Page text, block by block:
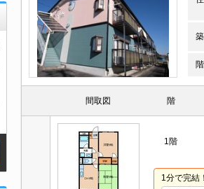
間取図 階
1階
1分で完結